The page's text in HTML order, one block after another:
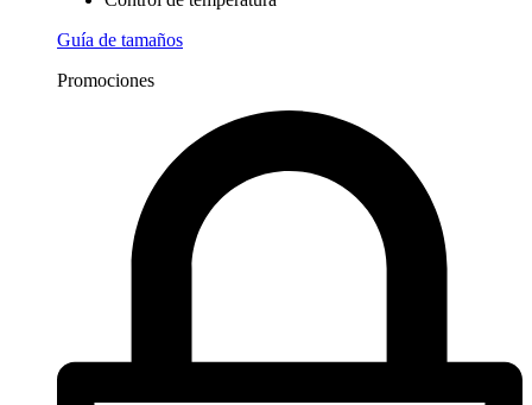
Guía de tamaños
Promociones